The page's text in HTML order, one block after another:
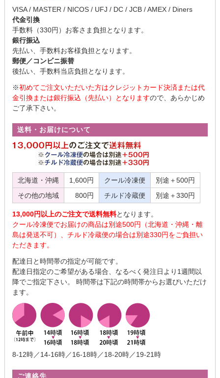
VISA / MASTER / NICOS / UFJ / DC / JCB / AMEX / Diners
代金引換
手数料（330円）お客さま負担となります。
銀行振込
先払い、手数料お客様負担となります。
郵便／コンビニ振替
後払い、手数料当店負担となります。
※初めてご注文いただいた方はクレジットカード決済または代
金引換または銀行振込（先払い）となりますので、あらかじめ
ご了承下さい。
送料・お届けについて
北海道・沖縄 1,600円 クール冷凍便
別途＋500円
その他の地域
800円 チルド冷蔵便 別途＋330円
13,000円以上のご注文で送料無料となります。
クール冷凍便でお届けの商品は別途500円（北海道・沖縄・離
島は発送不可）、チルド冷蔵便の場合は別途330円をご負担い
ただきます。
配達日と時間帯の指定が可能です。
配達日指定のご希望がある場合、なるべく発注日より1週間以
降でご指定下さい。 時間帯は下記の時間帯からお選びいただけ
ます。
8-12時／14-16時／16-18時／18-20時／19-21時
ご連絡先